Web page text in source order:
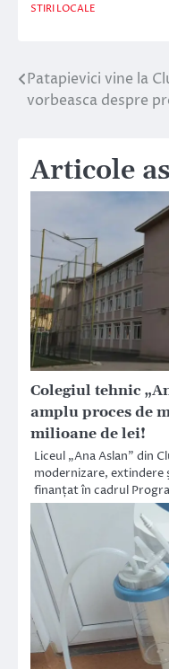
STIRI LOCALE
Navigare
Patapievici vine la
vorbeasca despre
Articole
Colegiul tehnic
amplu proces de
milioane de lei!
Liceul „Ana Aslan” din
modernizare, extindere
finanțat în cadrul